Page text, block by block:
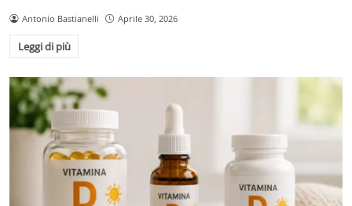
Antonio Bastianelli Aprile 30, 2026
Leggi di più